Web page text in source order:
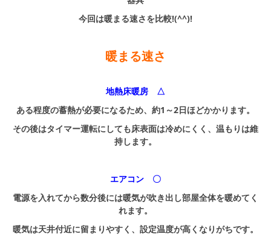
今回は暖まる速さを比較!(^^)!
暖まる速さ
地熱床暖房 △
ある程度の蓄熱が必要になるため、約1～2日ほどかかります。
その後はタイマー運転にしても床表面は冷めにくく、温もりは維
持します。
エアコン 〇
電源を入れてから数分後には暖気が吹き出し部屋全体を暖めてく
れます。
暖気は天井付近に留まりやすく、設定温度が高くなりがちです。